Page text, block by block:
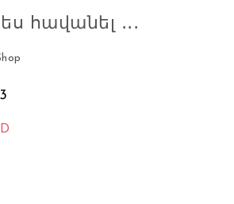
հավանել ․․․